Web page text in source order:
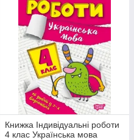
Книжка Індивідуальні роботи
4 клас Українська мова